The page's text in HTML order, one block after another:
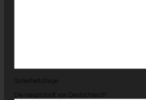
Sicherheitsfrage
Die Hauptstadt von Deutschland?